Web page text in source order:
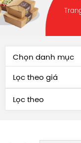
Chọn danh mục
Lọc theo giá
Lọc theo